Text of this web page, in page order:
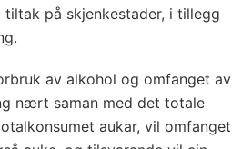
på skjenkestader, i tillegg
av alkohol og omfanget av
nært saman med det totale
aukar, vil omfanget